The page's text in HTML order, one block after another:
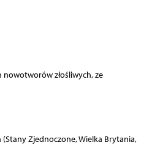
złośliwych, ze
Zjednoczone, Wielka Brytania,